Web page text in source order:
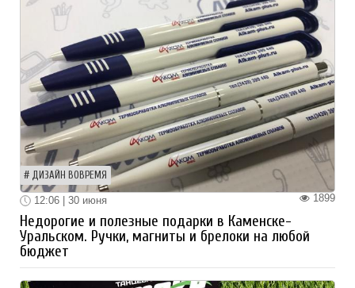
ДИЗАЙН ВОВРЕМЯ
1899
12:06 | 30 июня
Недорогие и полезные подарки в Каменске-
Уральском. Ручки, магниты и брелоки на любой
бюджет